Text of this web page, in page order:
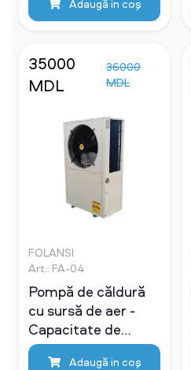
Adaugă in coş
35000
MDL
36000
MDL
FOLANSI
Art.: FA-04
Pompă de căldură
cu sursă de aer -
Capacitate de
încălzire 11kw
Adaugă in coş